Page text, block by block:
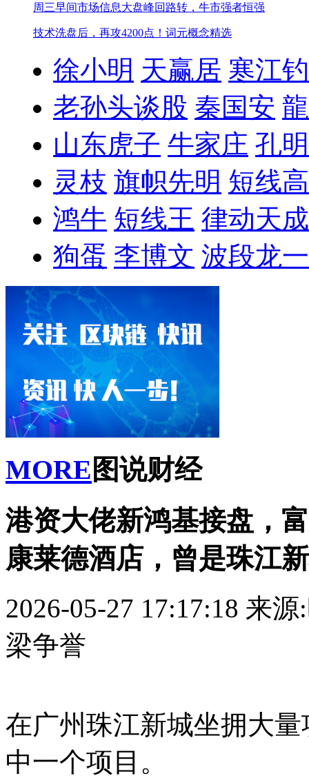
周三早间市场信息大盘峰回路转，牛市强者恒强
技术洗盘后，再攻4200点！ 词元概念精选
徐小明 天赢居 寒江
老孙头谈股 秦国安
山东虎子 牛家庄 孔
灵枝 旗帜先明 短线
鸿牛 短线王 律动天成
狗蛋 李博文 波段龙一
MORE 图说财经
港资大佬新鸿基接盘，
康莱德酒店，曾是珠江
2026-05-27 17:17:18 来源
梁争誉
在广州珠江新城坐拥大
中一个项目。